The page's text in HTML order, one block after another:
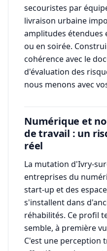
secouristes par
livraison urbaine
amplitudes étendues
ou en soirée.
cohérence avec le
d'évaluation des
nous menons avec
Numérique et
de travail : un
réel
La mutation d'Ivry-
entreprises du
start-up et des
s'installent dans
réhabilités. Ce profil
semble, à première
C'est une perception